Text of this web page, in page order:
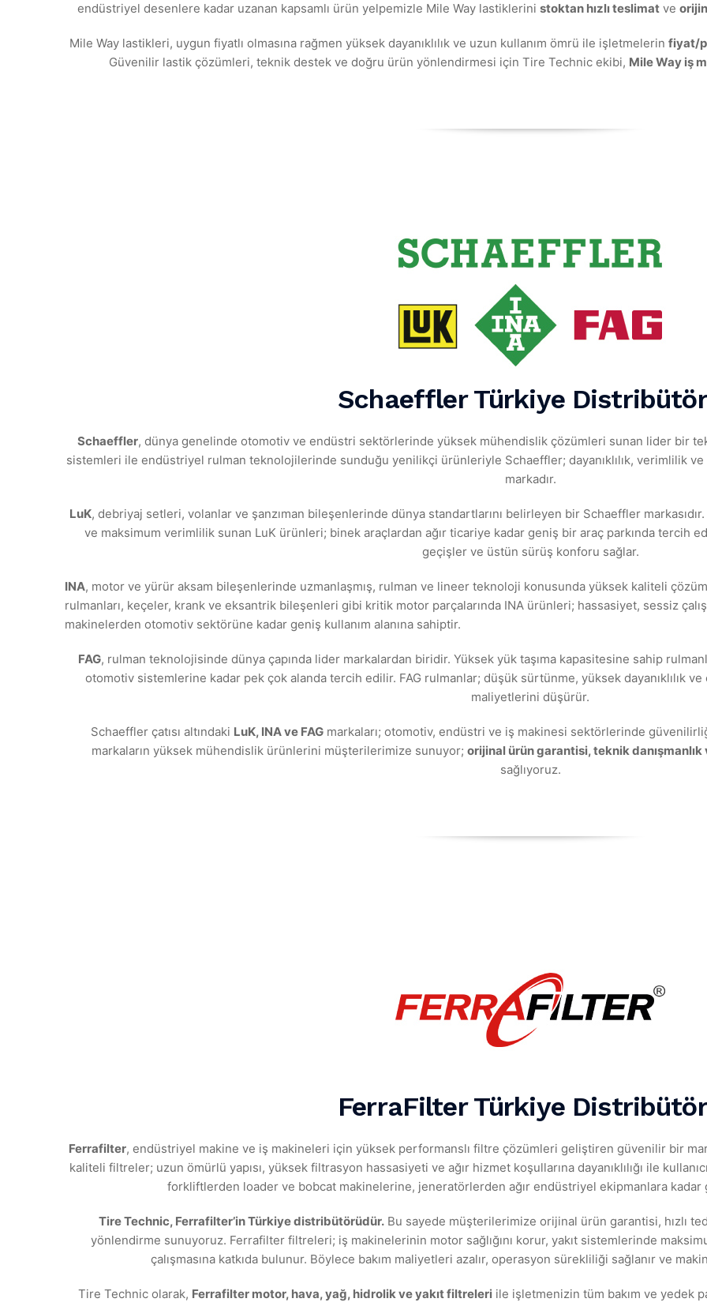
endüstriyel desenlere kadar uzanan kapsamlı ürün yelpemizle Mile Way lastiklerini stoktan hızlı teslimat ve
Mile Way lastikleri, uygun fiyatlı olmasına rağmen yüksek dayanıklılık ve uzun kullanım ömrü ile işletmelerin fiyat/
Güvenilir lastik çözümleri, teknik destek ve doğru ürün yönlendirmesi için Tire Technic ekibi, Mile Way iş
Schaeffler Türkiye
Schaeffler, dünya genelinde otomotiv ve endüstri sektörlerinde yüksek mühendislik çözümleri sunan lider bir
sistemleri ile endüstriyel rulman teknolojilerinde sunduğu yenilikçi ürünleriyle Schaeffler; dayanıklılık, verimlilik
markadır.
LuK, debriyaj setleri, volanlar ve şanzıman bileşenlerinde dünya standartlarını belirleyen bir Schaeffler markasıdır.
ve maksimum verimlilik sunan LuK ürünleri; binek araçlardan ağır ticariye kadar geniş bir araç parkında tercih
geçişler ve üstün sürüş konforu sağlar.
INA, motor ve yürür aksam bileşenlerinde uzmanlaşmış, rulman ve lineer teknoloji konusunda yüksek kaliteli
rulmanları, keçeler, krank ve eksantrik bileşenleri gibi kritik motor parçalarında INA ürünleri; hassasiyet, sessiz
makinelerden otomotiv sektörüne kadar geniş kullanım alanına sahiptir.
FAG, rulman teknolojisinde dünya çapında lider markalardan biridir. Yüksek yük taşıma kapasitesine sahip
otomotiv sistemlerine kadar pek çok alanda tercih edilir. FAG rulmanlar; düşük sürtünme, yüksek dayanıklılık
maliyetlerini düşürür.
Schaeffler çatısı altındaki LuK, INA ve FAG markaları; otomotiv, endüstri ve iş makinesi sektörlerinde
markaların yüksek mühendislik ürünlerini müşterilerimize sunuyor; orijinal ürün garantisi, teknik danışmanlık
sağlıyoruz.
FerraFilter Türkiye
Ferrafilter, endüstriyel makine ve iş makineleri için yüksek performanslı filtre çözümleri geliştiren güvenilir bir
kaliteli filtreler; uzun ömürlü yapısı, yüksek filtrasyon hassasiyeti ve ağır hizmet koşullarına dayanıklılığı ile
forkliftlerden loader ve bobcat makinelerine, jeneratörlerden ağır endüstriyel ekipmanlara kadar
Tire Technic, Ferrafilter’in Türkiye distribütörüdür.Bu sayede müşterilerimize orijinal ürün garantisi, hızlı
yönlendirme sunuyoruz. Ferrafilter filtreleri; iş makinelerinin motor sağlığını korur, yakıt sistemlerinde
çalışmasına katkıda bulunur. Böylece bakım maliyetleri azalır, operasyon sürekliliği sağlanır ve
Tire Technic olarak, Ferrafilter motor, hava, yağ, hidrolik ve yakıt filtreleriile işletmenizin tüm bakım ve yedek